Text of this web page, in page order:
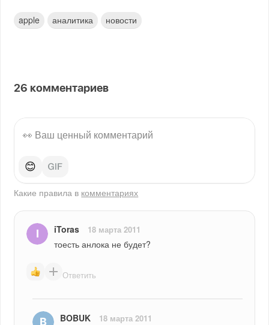
apple аналитика новости
26 комментариев
😊
Какие правила в комментариях
iToras 18 марта 2011
тоесть анлока не будет?
Ответить
BOBUK 18 марта 2011